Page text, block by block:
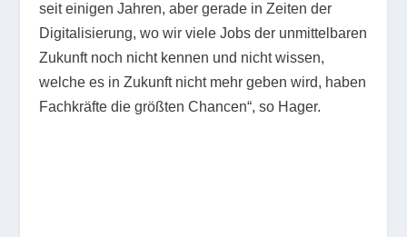
seit einigen Jahren, aber gerade in Zeiten der
Digitalisierung, wo wir viele Jobs der unmittelbaren
Zukunft noch nicht kennen und nicht wissen,
welche es in Zukunft nicht mehr geben wird, haben
Fachkräfte die größten Chancen“, so Hager.